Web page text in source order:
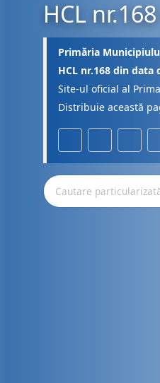
HCL
Primăria
HCL nr.168 din data
Site-ul oficial al
Distribuie această